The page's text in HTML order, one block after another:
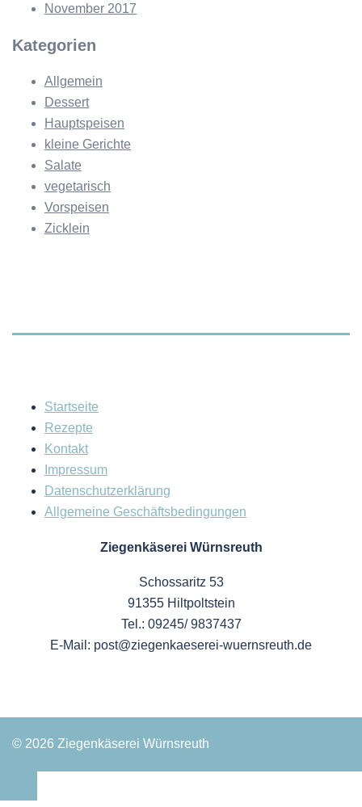
November 2017
Kategorien
Allgemein
Dessert
Hauptspeisen
kleine Gerichte
Salate
vegetarisch
Vorspeisen
Zicklein
Startseite
Rezepte
Kontakt
Impressum
Datenschutzerklärung
Allgemeine Geschäftsbedingungen
Ziegenkäserei Würnsreuth
Schossaritz 53
91355 Hiltpoltstein
Tel.: 09245/ 9837437
E-Mail: post@ziegenkaeserei-wuernsreuth.de
© 2026 Ziegenkäserei Würnsreuth